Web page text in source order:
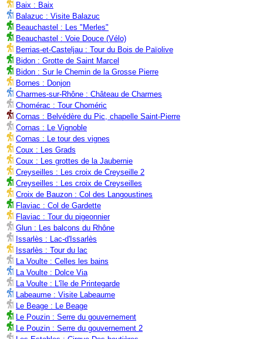
Baix : Baix
Balazuc : Visite Balazuc
Beauchastel : Les "Merles"
Beauchastel : Voie Douce (Vélo)
Berrias-et-Casteljau : Tour du Bois de Païolive
Bidon : Grotte de Saint Marcel
Bidon : Sur le Chemin de la Grosse Pierre
Bornes : Donjon
Charmes-sur-Rhône : Château de Charmes
Chomérac : Tour Choméric
Cornas : Belvédère du Pic, chapelle Saint-Pierre
Cornas : Le Vignoble
Cornas : Le tour des vignes
Coux : Les Grads
Coux : Les grottes de la Jaubernie
Creyseilles : Les croix de Creyseille 2
Creyseilles : Les croix de Creyseilles
Croix de Bauzon : Col des Langoustines
Flaviac : Col de Gardette
Flaviac : Tour du pigeonnier
Glun : Les balcons du Rhône
Issarlès : Lac-d'Issarlès
Issarlès : Tour du lac
La Voulte : Celles les bains
La Voulte : Dolce Via
La Voulte : L'île de Printegarde
Labeaume : Visite Labeaume
Le Beage : Le Beage
Le Pouzin : Serre du gouvernement
Le Pouzin : Serre du gouvernement 2